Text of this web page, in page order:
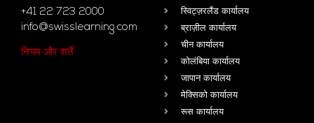
+41 22 723 2000
info@swisslearning.com
नियम और शर्तें
स्विट्ज़रलैंड कार्यालय
ब्राज़ील कार्यालय
चीन कार्यालय
कोलंबिया कार्यालय
जापान कार्यालय
मेक्सिको कार्यालय
रूस कार्यालय